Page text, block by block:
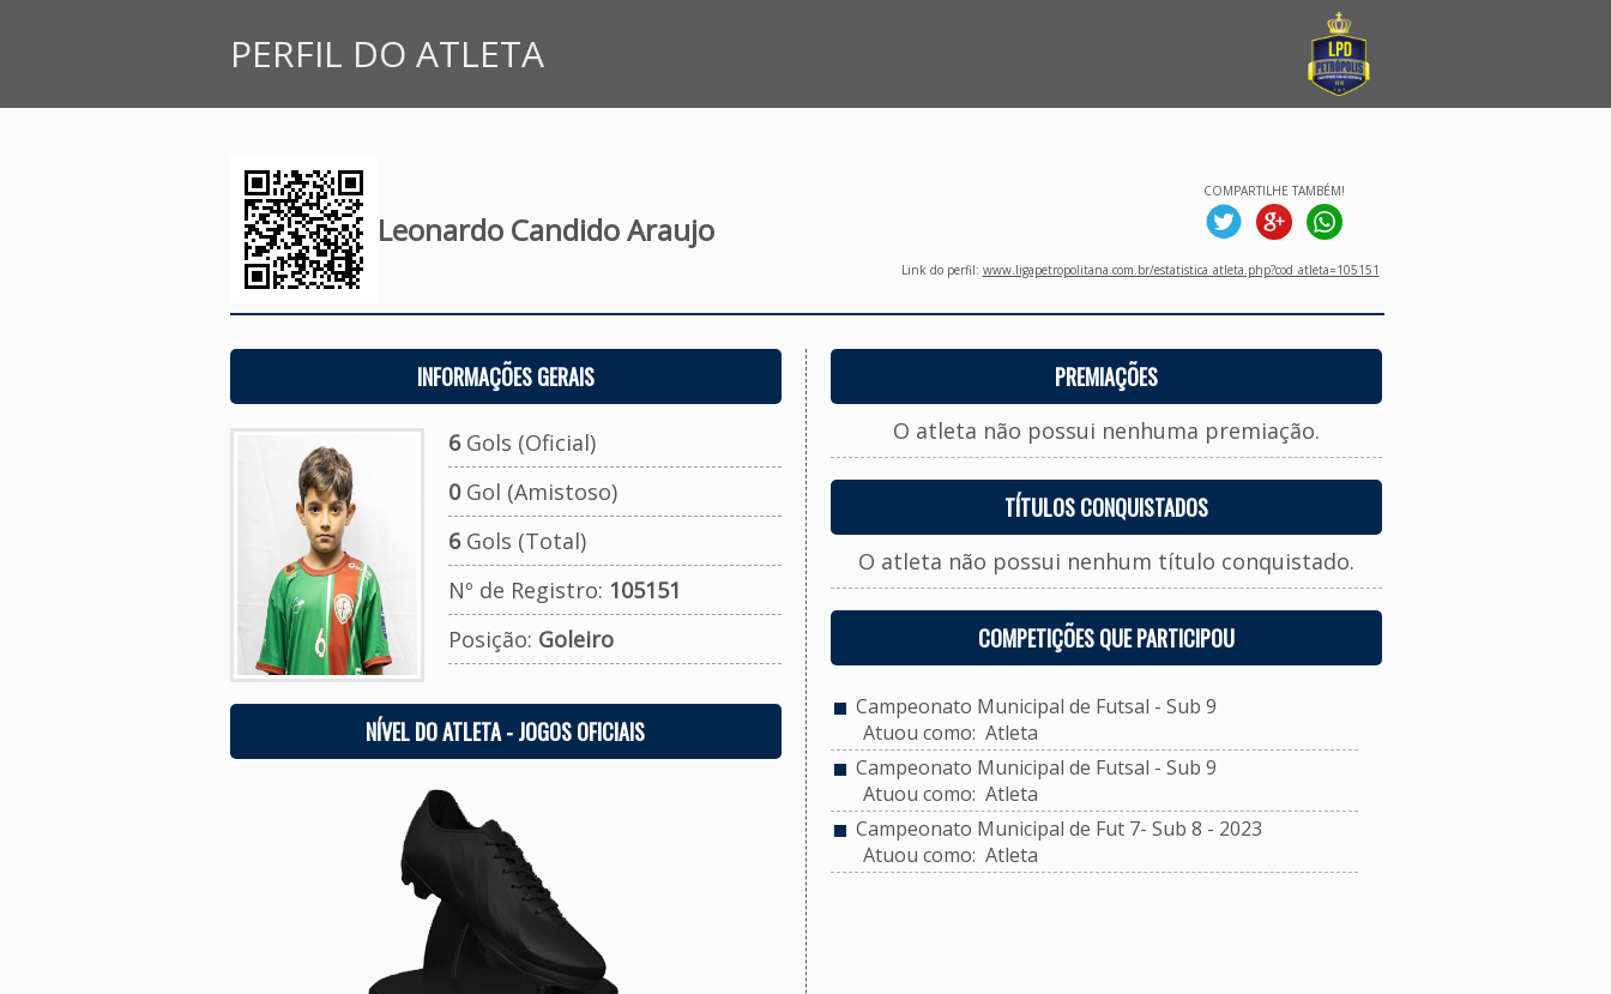
PERFIL DO ATLETA
Leonardo Candido Araujo
COMPARTILHE TAMBÉM!
Link do perfil: www.ligapetropolitana.com.br/estatistica_atleta.php?cod_atleta=105151
INFORMAÇÕES GERAIS
6Gols (Oficial)
0Gol (Amistoso)
6Gols (Total)
Nº de Registro: 105151
Posição: Goleiro
NÍVEL DO ATLETA - JOGOS OFICIAIS
PREMIAÇÕES
O atleta não possui nenhuma premiação.
TÍTULOS CONQUISTADOS
O atleta não possui nenhum título conquistado.
COMPETIÇÕES QUE PARTICIPOU
Campeonato Municipal de Futsal - Sub 9
Atuou como: Atleta
Campeonato Municipal de Futsal - Sub 9
Atuou como: Atleta
Campeonato Municipal de Fut 7- Sub 8 - 2023
Atuou como: Atleta